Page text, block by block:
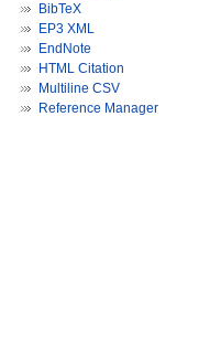
BibTeX
EP3 XML
EndNote
HTML Citation
Multiline CSV
Reference Manager